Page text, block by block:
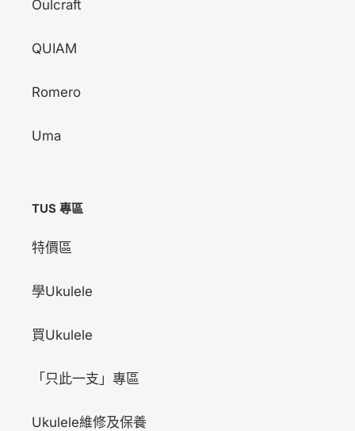
Oulcraft
QUIAM
Romero
Uma
TUS 專區
特價區
學Ukulele
買Ukulele
「只此一支」專區
Ukulele維修及保養